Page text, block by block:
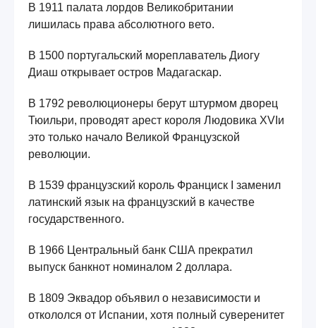
В 1911 палата лордов Великобритании
лишилась права абсолютного вето.
В 1500 португальский мореплаватель Диогу
Диаш открывает остров Мадагаскар.
В 1792 революционеры берут штурмом дворец
Тюильри, проводят арест короля Людовика XVIи
это только начало Великой Французской
революции.
В 1539 французский король Франциск I заменил
латинский язык на французский в качестве
государственного.
В 1966 Центральный банк США прекратил
выпуск банкнот номиналом 2 доллара.
В 1809 Эквадор объявил о независимости и
откололся от Испании, хотя полный суверенитет